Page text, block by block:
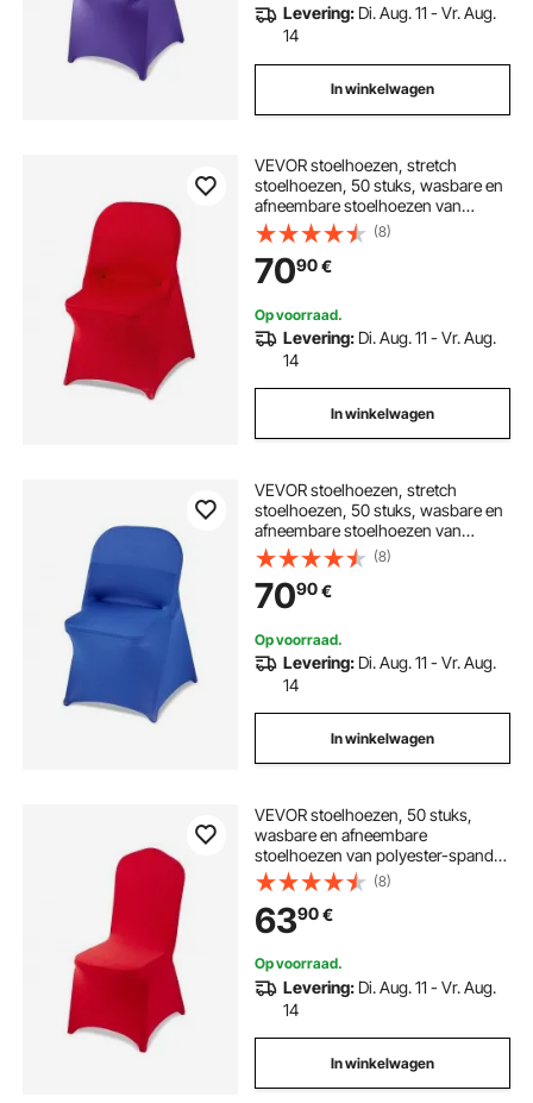
Levering: Di. Aug. 11 - Vr. Aug.
14
In winkelwagen
VEVOR stoelhoezen, stretch
stoelhoezen, 50 stuks, wasbare en
afneembare stoelhoezen van
polyester-spandex voor bruiloften
en diners, geschikt voor
klapstoelen (45 x 46 x 77 cm), rood
(8)
7090€
Op voorraad.
Levering: Di. Aug. 11 - Vr. Aug.
14
In winkelwagen
VEVOR stoelhoezen, stretch
stoelhoezen, 50 stuks, wasbare en
afneembare stoelhoezen van
polyester-spandex voor bruiloften
en diners, geschikt voor
klapstoelen (45 x 46 x 77 cm),
blauw
(8)
7090€
Op voorraad.
Levering: Di. Aug. 11 - Vr. Aug.
14
In winkelwagen
VEVOR stoelhoezen, 50 stuks,
wasbare en afneembare
stoelhoezen van polyester-spandex
voor bruiloften, diners, banketten
en restaurants, geschikt voor
stoelen (51 x 45 x 95 cm), rood
(8)
6390€
Op voorraad.
Levering: Di. Aug. 11 - Vr. Aug.
14
In winkelwagen